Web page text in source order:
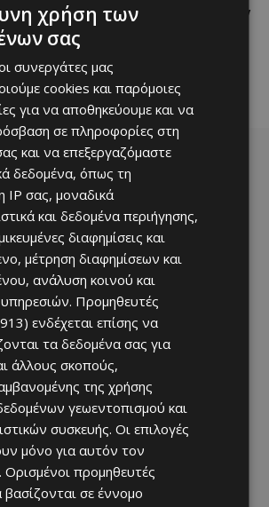
Εμβληματική Τουριστική Έκταση στην
Παραλιακή Ζώνη Αλαμινού με
Αδειοδοτημένη Ξενοδοχειακή
Ανάπτυξη και Πανοραμική Θέα της
Θάλασσας
Afentiko - 06/08/2026
Αθλητικά - Επικαιρότητα
Πρόταση σε Matan Hozez
Afentiko - 05/08/2026
Απόλλων
Να… τριτώσει το καλό
Afentiko - 05/08/2026
Απόλλων
Η κίνηση του Joel Asoro που
φανερώνει ότι είναι μία… ανάσα από
τον Απόλλωνα
Afentiko - 04/08/2026
χρήση των
σας
συνεργάτες μας
cookies και παρόμοιες
για να αποθηκεύουμε και να
σε πληροφορίες στη
και να επεξεργαζόμαστε
δεδομένα, όπως τη
IP σας, μοναδικά
και δεδομένα περιήγησης,
διαφημίσεις και
μέτρηση διαφημίσεων και
ανάλυση κοινού και
Προμηθευτές
ενδέχεται επίσης να
τα δεδομένα σας για
άλλους σκοπούς,
της χρήσης
γεωεντοπισμού και
συσκευής. Οι επιλογές
μόνο για αυτόν τον
Ορισμένοι προμηθευτές
βασίζονται σε έννομο